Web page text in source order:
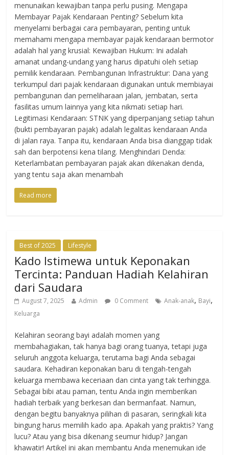
menunaikan kewajiban tanpa perlu pusing. Mengapa
Membayar Pajak Kendaraan Penting? Sebelum kita
menyelami berbagai cara pembayaran, penting untuk
memahami mengapa membayar pajak kendaraan bermotor
adalah hal yang krusial: Kewajiban Hukum: Ini adalah
amanat undang-undang yang harus dipatuhi oleh setiap
pemilik kendaraan. Pembangunan Infrastruktur: Dana yang
terkumpul dari pajak kendaraan digunakan untuk membiayai
pembangunan dan pemeliharaan jalan, jembatan, serta
fasilitas umum lainnya yang kita nikmati setiap hari.
Legitimasi Kendaraan: STNK yang diperpanjang setiap tahun
(bukti pembayaran pajak) adalah legalitas kendaraan Anda
di jalan raya. Tanpa itu, kendaraan Anda bisa dianggap tidak
sah dan berpotensi kena tilang. Menghindari Denda:
Keterlambatan pembayaran pajak akan dikenakan denda,
yang tentu saja akan menambah
Read more
Best of 2025 Lifestyle
Kado Istimewa untuk Keponakan
Tercinta: Panduan Hadiah Kelahiran
dari Saudara
August 7, 2025 Admin 0 Comment Anak-anak, Bayi,
Keluarga
Kelahiran seorang bayi adalah momen yang
membahagiakan, tak hanya bagi orang tuanya, tetapi juga
seluruh anggota keluarga, terutama bagi Anda sebagai
saudara. Kehadiran keponakan baru di tengah-tengah
keluarga membawa keceriaan dan cinta yang tak terhingga.
Sebagai bibi atau paman, tentu Anda ingin memberikan
hadiah terbaik yang berkesan dan bermanfaat. Namun,
dengan begitu banyaknya pilihan di pasaran, seringkali kita
bingung harus memilih kado apa. Apakah yang praktis? Yang
lucu? Atau yang bisa dikenang seumur hidup? Jangan
khawatir! Artikel ini akan membantu Anda menemukan ide